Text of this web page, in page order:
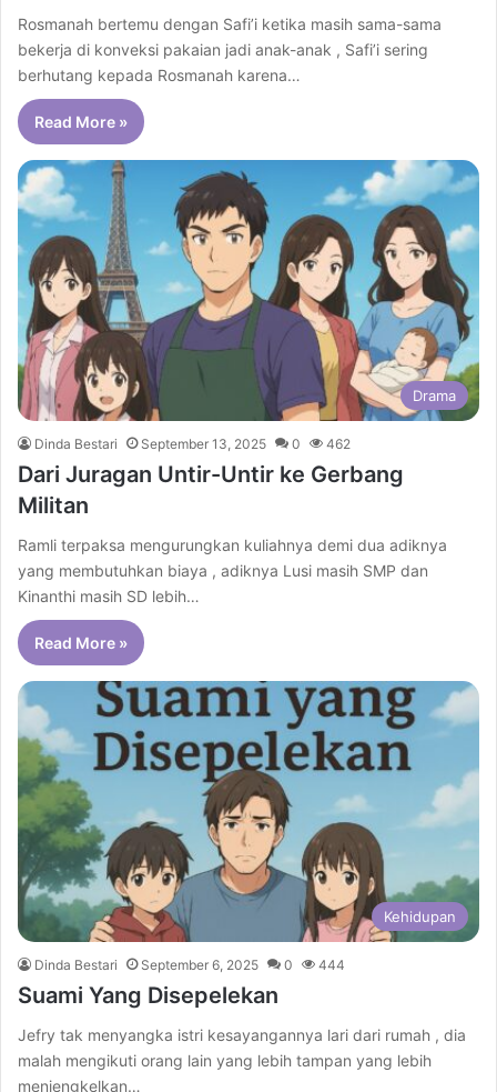
Rosmanah bertemu dengan Safi’i ketika masih sama-sama
bekerja di konveksi pakaian jadi anak-anak , Safi’i sering
berhutang kepada Rosmanah karena…
Read More »
Drama
Dinda Bestari September 13, 2025 0 462
Dari Juragan Untir-Untir ke Gerbang
Militan
Ramli terpaksa mengurungkan kuliahnya demi dua adiknya
yang membutuhkan biaya , adiknya Lusi masih SMP dan
Kinanthi masih SD lebih…
Read More »
Kehidupan
Dinda Bestari September 6, 2025 0 444
Suami Yang Disepelekan
Jefry tak menyangka istri kesayangannya lari dari rumah , dia
malah mengikuti orang lain yang lebih tampan yang lebih
menjengkelkan…